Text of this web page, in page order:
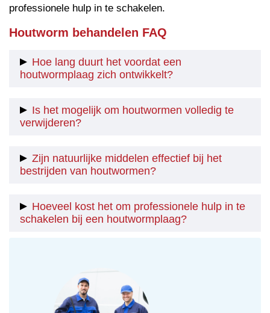
professionele hulp in te schakelen.
Houtworm behandelen FAQ
Hoe lang duurt het voordat een
houtwormplaag zich ontwikkelt?
algemeen kan een houtwormplaag zich binnen enkele
maanden ontwikkelen.
Is het mogelijk om houtwormen volledig te
verwijderen?
verwijderen met de juiste behandeling.
Zijn natuurlijke middelen effectief bij het
bestrijden van houtwormen?
plaagjes, maar bij ernstige houtworm schade is het
meestal nodig om chemische bestrijdingsmiddelen te
Hoeveel kost het om professionele hulp in te
schakelen bij een houtwormplaag?
Het is het beste om een offerte aan te vragen bij een
professionele ongediertebestrijder.